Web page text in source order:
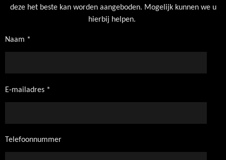
deze het beste kan worden aangeboden. Mogelijk kunnen we u
hierbij helpen.
Naam *
E-mailadres *
Telefoonnummer